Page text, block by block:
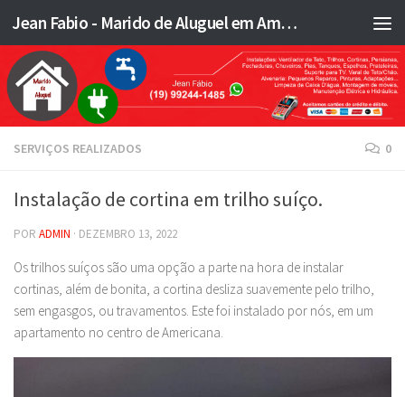
Skip to content Jean Fabio - Marido de Aluguel em Americana SP e região - JFMA
SERVIÇOS REALIZADOS 0
Instalação de cortina em trilho suíço.
POR ADMIN · DEZEMBRO 13, 2022
Os trilhos suíços são uma opção a parte na hora de instalar
cortinas, além de bonita, a cortina desliza suavemente pelo trilho,
sem engasgos, ou travamentos. Este foi instalado por nós, em um
apartamento no centro de Americana.